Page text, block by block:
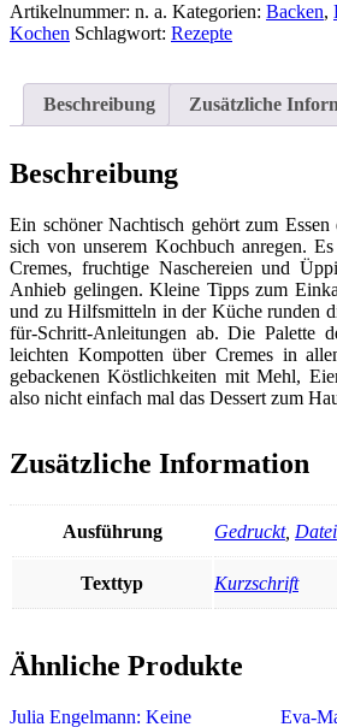
gelingt's:
Desserts
Artikelnummer: n. a. Kategorien: Backen,
Kochen Schlagwort: Rezepte
Beschreibung Zusätzliche
Beschreibung
Ein schöner Nachtisch gehört zum
sich von unserem Kochbuch anregen.
Cremes, fruchtige Naschereien und
Anhieb gelingen. Kleine Tipps zum
und zu Hilfsmitteln in der Küche runden
für-Schritt-Anleitungen ab. Die Palette
leichten Kompotten über Cremes in
gebackenen Köstlichkeiten mit Mehl,
also nicht einfach mal das Dessert zum
Zusätzliche Information
Ausführung Gedruckt, Datei
Texttyp Kurzschrift
Ähnliche Produkte
Julia Engelmann: Keine
Eva-